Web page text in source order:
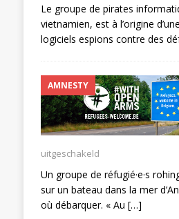
Le groupe de pirates
vietnamien, est à l’origine
logiciels espions contre des
AMNESTY
uitgeschakeld
Un groupe de réfugié·e·s
sur un bateau dans la mer
où débarquer. « Au […]